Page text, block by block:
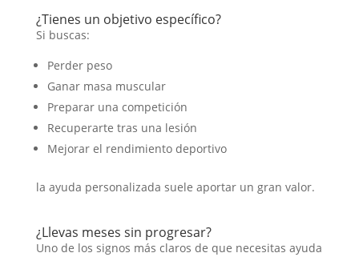
¿Tienes un objetivo específico?
Si buscas:
Perder peso
Ganar masa muscular
Preparar una competición
Recuperarte tras una lesión
Mejorar el rendimiento deportivo
la ayuda personalizada suele aportar un gran valor.
¿Llevas meses sin progresar?
Uno de los signos más claros de que necesitas ayuda